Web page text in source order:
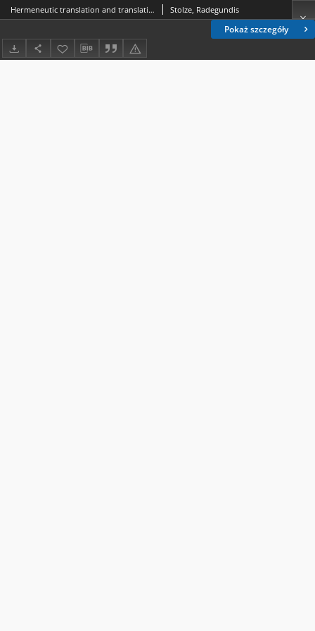
Pokaż szczegóły
Hermeneutic translation and translation criticism Stolze, Radegundis